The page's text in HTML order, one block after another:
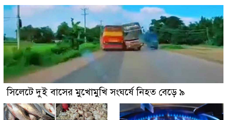
সিলেটে দুই বাসের মুখোমুখি সংঘর্ষে নিহত বেড়ে ৯